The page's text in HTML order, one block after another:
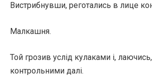
Вистрибнувши, реготались в лице
Малкашня.
Той грозив услід кулаками і, лаючись,
контрольними далі.